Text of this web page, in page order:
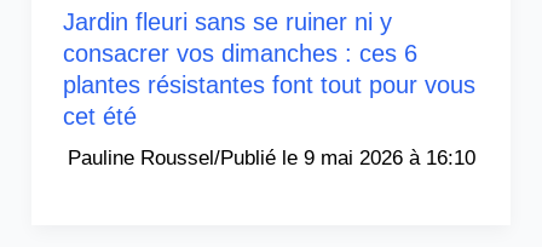
Jardin fleuri sans se ruiner ni y
consacrer vos dimanches : ces 6
plantes résistantes font tout pour vous
cet été
Pauline Roussel/ 9 mai 2026 à 16:10